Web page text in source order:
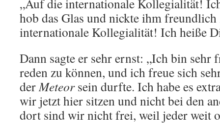
„Auf die internationale Kollegialität!
hob das Glas und nickte ihm freundlich
internationale Kollegialität! Ich heiße
Dann sagte er sehr ernst: „Ich bin
reden zu können, und ich freue sich
derMeteorsein durfte. Ich habe es
wir jetzt hier sitzen und nicht bei den
dort sind wir nicht frei, weil jeder weit